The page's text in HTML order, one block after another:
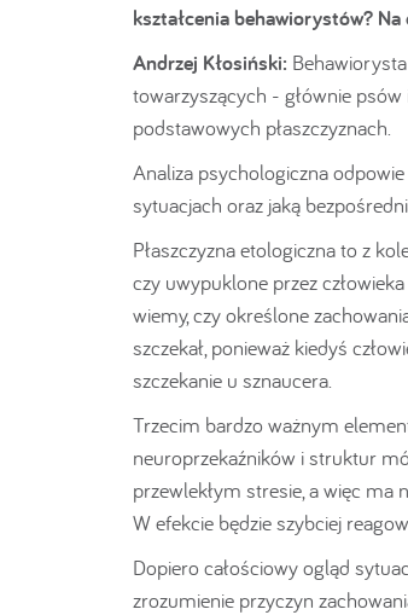
kształcenia behawiorystów?
Andrzej Kłosiński:
towarzyszących - głównie
podstawowych płaszczyznach.
Analiza psychologiczna
sytuacjach oraz jaką
Płaszczyzna etologiczna to z
czy uwypuklone przez
wiemy, czy określone
szczekał, ponieważ kiedyś
szczekanie u sznaucera.
Trzecim bardzo ważnym
neuroprzekaźników i struktur
przewlekłym stresie, a więc
W efekcie będzie szybciej
Dopiero całościowy ogląd
zrozumienie przyczyn